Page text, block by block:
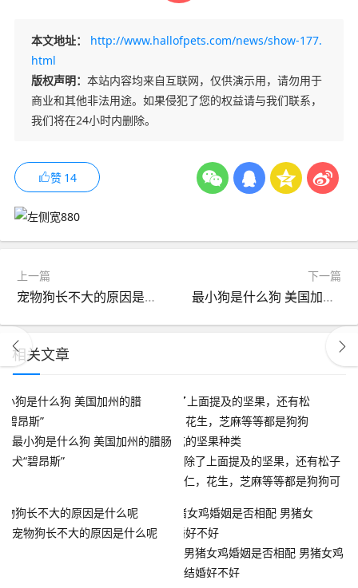
本文地址：
http://www.hallofpets.com/news/show-177.
html
版权声明： 本站内容均来自互联网，仅供演示用，请勿用于
商业和其他非法用途。如果侵犯了您的权益请与我们联系，
我们将在24小时内删除。
赞 14
上一篇
宠物狗长不大的原因是什么呢
下一篇
最小狗是什么狗 美国加州的腊肠犬“碧昂斯”
相关文章
最小狗是什么狗 美国加州的腊肠
犬“碧昂斯”
️除了上面提及的坚果，还有松子
仁，花生，芝麻等等都是狗狗可
宠物狗长不大的原因是什么呢
男猪女鸡婚姻是否相配 男猪女鸡
结婚好不好